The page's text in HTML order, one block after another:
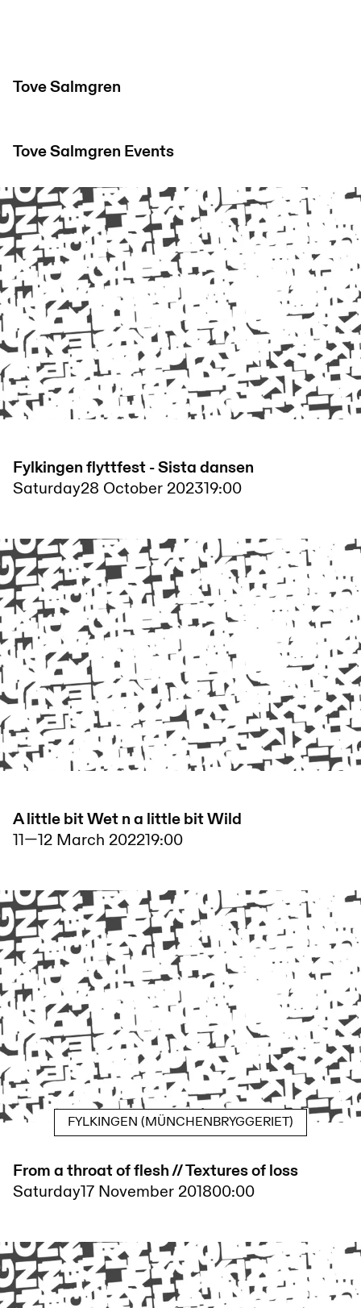
Tove Salmgren
Tove Salmgren Events
Fylkingen flyttfest - Sista dansen
Saturday28 October 202319:00
A little bit Wet n a little bit Wild
11—12 March 202219:00
FYLKINGEN (MÜNCHENBRYGGERIET)
From a throat of flesh // Textures of loss
Saturday17 November 201800:00